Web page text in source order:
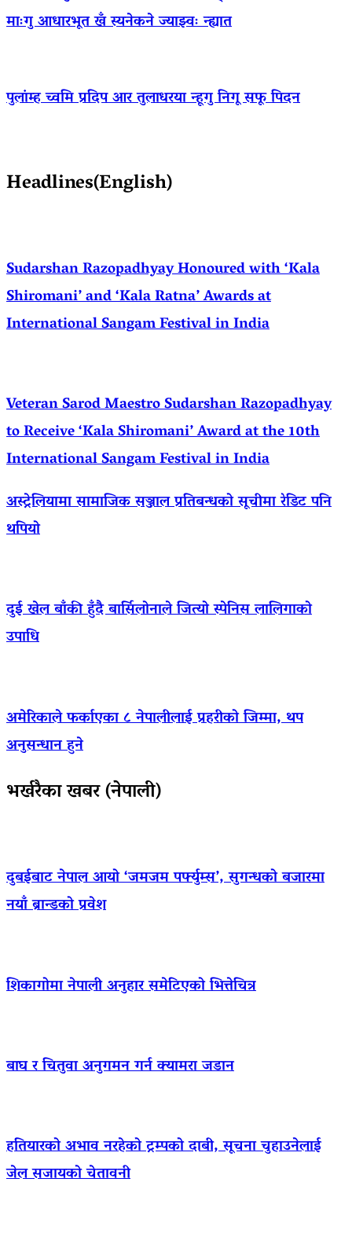
माःगु आधारभूत खँ स्यनेकने ज्याझ्वः न्ह्यात
पुलांम्ह च्वमि प्रदिप आर तुलाधरया न्हूगु निगू सफू पिदन
Headlines(English)
Sudarshan Razopadhyay Honoured with ‘Kala
Shiromani’ and ‘Kala Ratna’ Awards at
International Sangam Festival in India
Veteran Sarod Maestro Sudarshan Razopadhyay
to Receive ‘Kala Shiromani’ Award at the 10th
International Sangam Festival in India
अस्ट्रेलियामा सामाजिक सञ्जाल प्रतिबन्धको सूचीमा रेडिट पनि
थपियो
दुई खेल बाँकी हुँदै बार्सिलोनाले जित्यो स्पेनिस लालिगाको
उपाधि
अमेरिकाले फर्काएका ८ नेपालीलाई प्रहरीको जिम्मा, थप
अनुसन्धान हुने
भर्खरैका खबर (नेपाली)
दुबईबाट नेपाल आयो ‘जमजम पर्फ्युम्स’, सुगन्धको बजारमा
नयाँ ब्रान्डको प्रवेश
शिकागोमा नेपाली अनुहार समेटिएको भित्तेचित्र
बाघ र चितुवा अनुगमन गर्न क्यामरा जडान
हतियारको अभाव नरहेको ट्रम्पको दाबी, सूचना चुहाउनेलाई
जेल सजायको चेतावनी